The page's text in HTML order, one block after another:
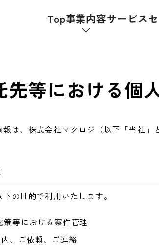
Top事業内容サービス
先等における個
は、株式会社マクロジ（以下「当社」
の目的で利用いたします。
策等における案件管理
、ご依頼、ご連絡